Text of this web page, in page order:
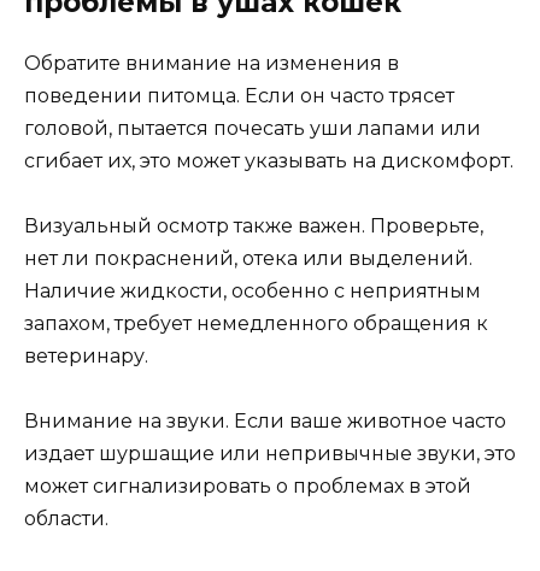
Обратите внимание на изменения в
поведении питомца. Если он часто трясет
головой, пытается почесать уши лапами или
сгибает их, это может указывать на дискомфорт.
Визуальный осмотр также важен. Проверьте,
нет ли покраснений, отека или выделений.
Наличие жидкости, особенно с неприятным
запахом, требует немедленного обращения к
ветеринару.
Внимание на звуки. Если ваше животное часто
издает шуршащие или непривычные звуки, это
может сигнализировать о проблемах в этой
области.